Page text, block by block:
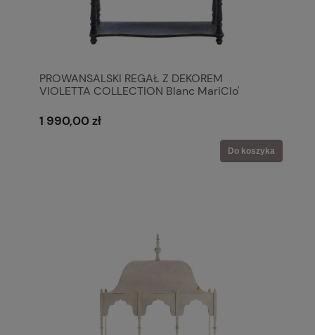
PROWANSALSKI REGAŁ Z DEKOREM
VIOLETTA COLLECTION Blanc MariClo'
1 990,00 zł
Do koszyka